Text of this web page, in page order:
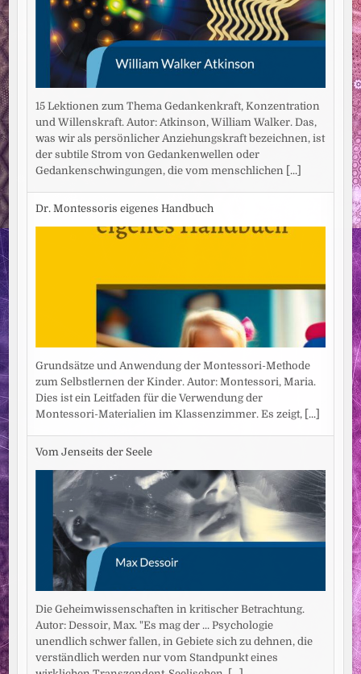
15 Lektionen zum Thema Gedankenkraft, Konzentration
und Willenskraft. Autor: Atkinson, William Walker. Das,
was wir als persönlicher Anziehungskraft bezeichnen, ist
der subtile Strom von Gedankenwellen oder
Gedankenschwingungen, die vom menschlichen
[...]
Dr. Montessoris eigenes Handbuch
Grundsätze und Anwendung der Montessori-Methode
zum Selbstlernen der Kinder. Autor: Montessori, Maria.
Dies ist ein Leitfaden für die Verwendung der
Montessori-Materialien im Klassenzimmer. Es zeigt,
[...]
Vom Jenseits der Seele
Die Geheimwissenschaften in kritischer Betrachtung.
Autor: Dessoir, Max. "Es mag der ... Psychologie
unendlich schwer fallen, in Gebiete sich zu dehnen, die
verständlich werden nur vom Standpunkt eines